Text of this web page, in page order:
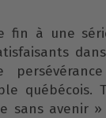
fin à une
sans avenir